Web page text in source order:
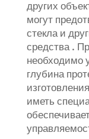
других
могут
стекла и
средства .
необходимо
глубина
иметь